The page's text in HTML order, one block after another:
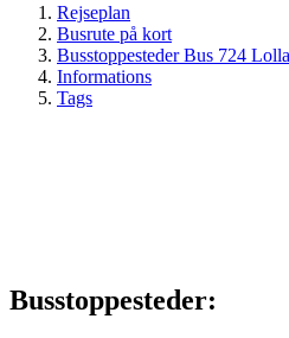
Rejseplan
Busrute på kort
Busstoppesteder Bus 724
Informations
Tags
Busstoppesteder: